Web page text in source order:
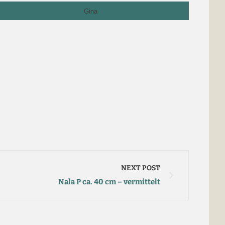
Gina
NEXT POST
Nala P ca. 40 cm – vermittelt